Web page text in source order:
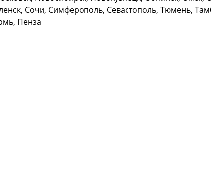
Сочи, Симферополь, Севастополь, Тюмень,
Пенза